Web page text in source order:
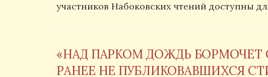
участников Набоковских чтений доступны
«НАД ПАРКОМ ДОЖДЬ БОРМОЧЕТ
РАНЕЕ НЕ ПУБЛИКОВАВШИХСЯ